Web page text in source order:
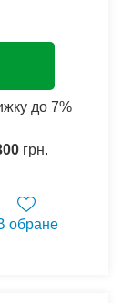
до 7%
грн.
обране